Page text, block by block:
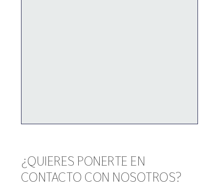
¿QUIERES PONERTE EN
CONTACTO CON NOSOTROS?